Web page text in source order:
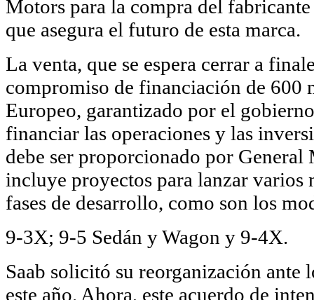
Motors para la compra del
que asegura el futuro de esta marca.
La venta, que se espera cerrar a
compromiso de financiación de 600
Europeo, garantizado por el
financiar las operaciones y las
debe ser proporcionado por
incluye proyectos para lanzar varios
fases de desarrollo, como son los
9-3X; 9-5 Sedán y Wagon y 9-4X.
Saab solicitó su reorganización ante
este año. Ahora, este acuerdo de